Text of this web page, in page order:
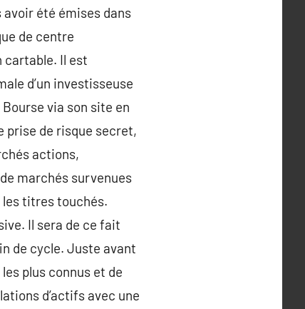
avoir été émises dans
de centre
cartable. Il est
d’un investisseuse
via son site en
prise de risque secret,
actions,
marchés survenues
les titres touchés.
Il sera de ce fait
de cycle. Juste avant
plus connus et de
d’actifs avec une